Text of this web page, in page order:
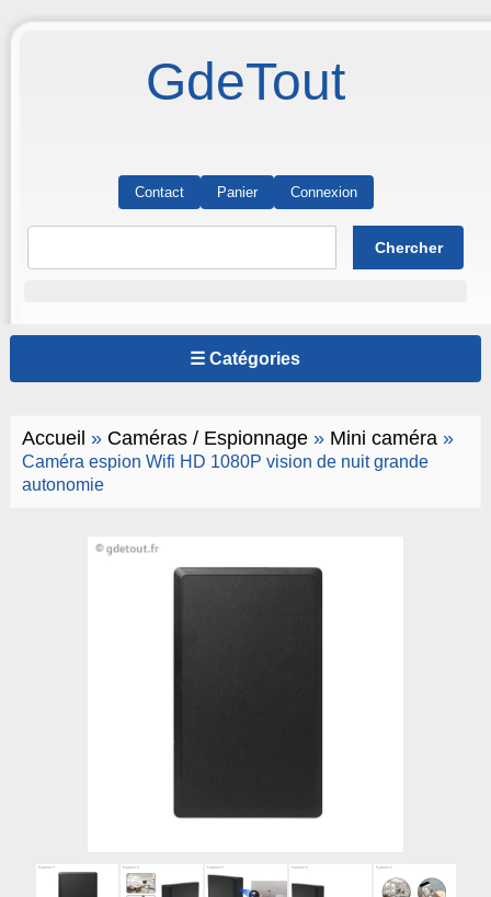
GdeTout
Contact Panier Connexion
☰ Catégories
Accueil » Caméras / Espionnage» Mini caméra»
Caméra espion Wifi HD 1080P vision de nuit grande
autonomie